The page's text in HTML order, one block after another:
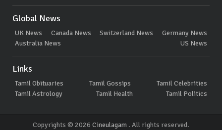
Global News
UK News Canada News Switzerland News
Germany News
Australia News
US News
Links
Tamil Obituaries Tamil Gossips
Tamil Celebrities
Tamil Astrology
Tamil Health Tamil Politics
Copyrights © 2026 Cineulagam . All rights reserved.